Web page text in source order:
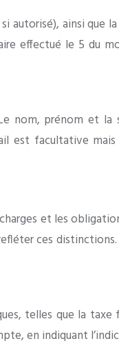
ainsi que
effectué le 5 du
nom, prénom et la
facultative
et les
ces
telles que la
en indiquant